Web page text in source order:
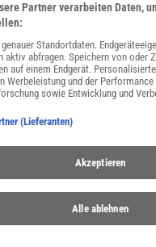
für Schulen
für Institutionen
lernen mit Gymglish
schreiben
in die Schulen
Partner verarbeiten Daten,
genauer Standortdaten.
aktiv abfragen. Speichern von oder
auf einem Endgerät.
Werbeleistung und der
sowie Entwicklung und
(Lieferanten)
Akzeptieren
Alle ablehnen